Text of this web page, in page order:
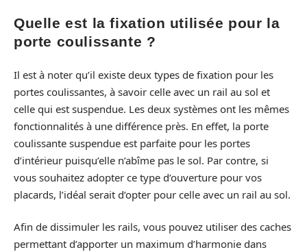
Quelle est la fixation utilisée pour la
porte coulissante ?
Il est à noter qu’il existe deux types de fixation pour les
portes coulissantes, à savoir celle avec un rail au sol et
celle qui est suspendue. Les deux systèmes ont les mêmes
fonctionnalités à une différence près. En effet, la porte
coulissante suspendue est parfaite pour les portes
d’intérieur puisqu’elle n’abîme pas le sol. Par contre, si
vous souhaitez adopter ce type d’ouverture pour vos
placards, l’idéal serait d’opter pour celle avec un rail au sol.
Afin de dissimuler les rails, vous pouvez utiliser des caches
permettant d’apporter un maximum d’harmonie dans